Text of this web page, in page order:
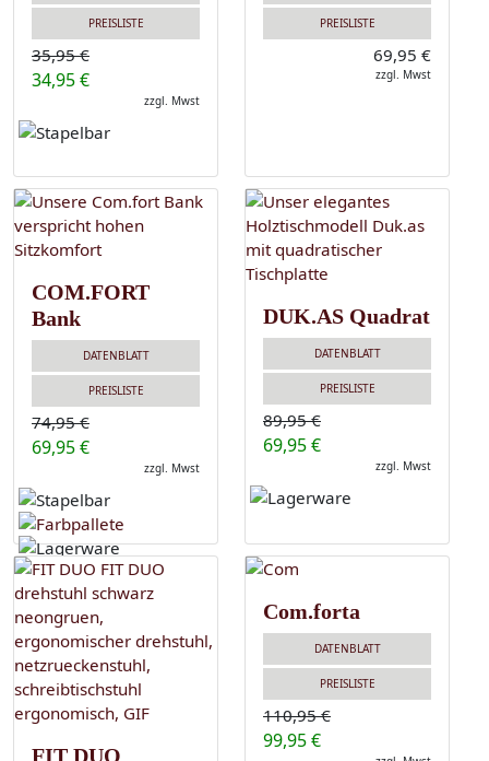
PREISLISTE
35,95 €
34,95 €
zzgl. Mwst
PREISLISTE
69,95 €
zzgl. Mwst
COM.FORT
Bank
DATENBLATT
PREISLISTE
74,95 €
69,95 €
zzgl. Mwst
DUK.AS Quadrat
DATENBLATT
PREISLISTE
89,95 €
69,95 €
zzgl. Mwst
FIT DUO
Com.forta
DATENBLATT
PREISLISTE
110,95 €
99,95 €